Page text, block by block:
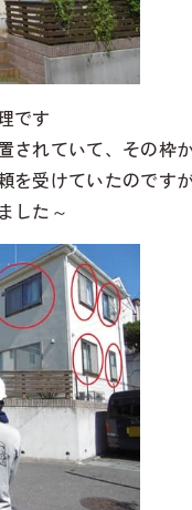
です
されていて、その枠
を受けていたのです
した～